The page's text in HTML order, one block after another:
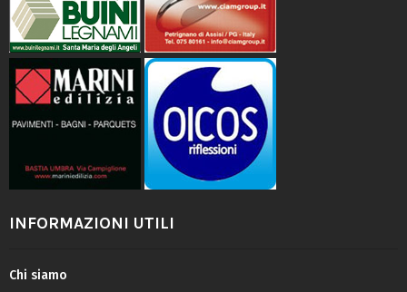
INFORMAZIONI UTILI
Chi siamo